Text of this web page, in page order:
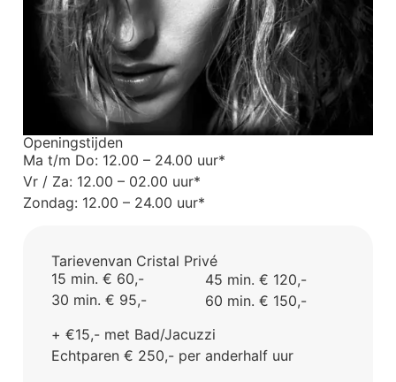
Openingstijden
Ma t/m Do: 12.00 – 24.00 uur*
Vr / Za: 12.00 – 02.00 uur*
Zondag: 12.00 – 24.00 uur*
Tarievenvan Cristal Privé
15 min. € 60,-
30 min. € 95,-
45 min. € 120,-
60 min. € 150,-
+ €15,- met Bad/Jacuzzi
Echtparen € 250,- per anderhalf uur